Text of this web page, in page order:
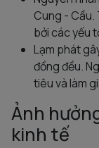
Cung - Cầu.
bởi các yếu
Lạm phát
đồng đều.
tiêu và làm
Ảnh
kinh tế